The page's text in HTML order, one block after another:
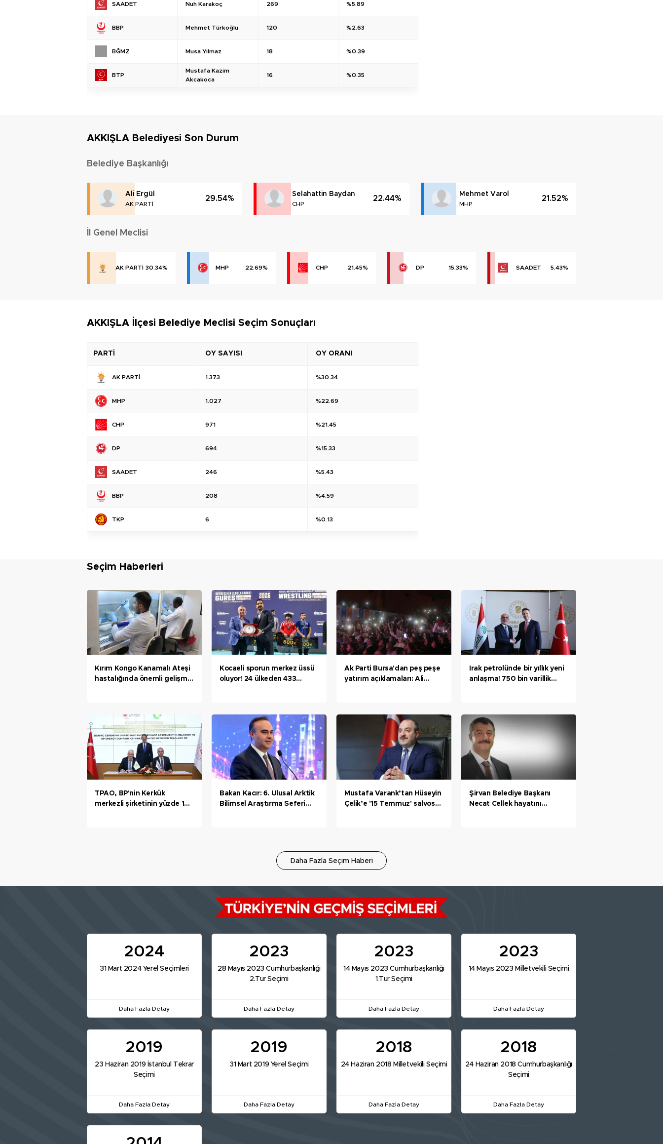
SAADET Nuh Karakoç 269 %5.89
BBP Mehmet Türkoğlu 120 %2.63
BĞMZ Musa Yılmaz 18 %0.39
BTP
Mustafa Kazim
Akcakoca
16 %0.35
AKKIŞLA Belediyesi Son Durum
Belediye Başkanlığı
Ali Ergül
AK PARTİ
29.54%
Selahattin Baydan
CHP
22.44%
Mehmet Varol
MHP
21.52%
İl Genel Meclisi
AK PARTİ 30.34% MHP 22.69% CHP 21.45% DP 15.33% SAADET 5.43%
AKKIŞLA İlçesi Belediye Meclisi Seçim Sonuçları
PARTİ OY SAYISI OY ORANI
AK PARTİ 1.373 %30.34
MHP 1.027 %22.69
CHP 971 %21.45
DP 694 %15.33
SAADET 246 %5.43
BBP 208 %4.59
TKP 6 %0.13
Seçim Haberleri
Kırım Kongo Kanamalı Ateşi
hastalığında önemli gelişme;
Kocaeli sporun merkez üssü
oluyor! 24 ülkeden 433
Ak Parti Bursa'dan peş peşe
yatırım açıklamaları: Ali
Irak petrolünde bir yıllık yeni
anlaşma! 750 bin varillik
TPAO, BP'nin Kerkük
merkezli şirketinin yüzde 15
Bakan Kacır: 6. Ulusal Arktik
Bilimsel Araştırma Seferi
Mustafa Varank’tan Hüseyin
Çelik’e '15 Temmuz' salvosu:
Şirvan Belediye Başkanı
Necat Cellek hayatını
Daha Fazla Seçim Haberi
2024
31 Mart 2024 Yerel Seçimleri
Daha Fazla Detay
2023
28 Mayıs 2023 Cumhurbaşkanlığı
2.Tur Seçimi
Daha Fazla Detay
2023
14 Mayıs 2023 Cumhurbaşkanlığı
1.Tur Seçimi
Daha Fazla Detay
2023
14 Mayıs 2023 Milletvekili Seçimi
Daha Fazla Detay
2019
23 Haziran 2019 İstanbul Tekrar
Seçimi
Daha Fazla Detay
2019
31 Mart 2019 Yerel Seçimi
Daha Fazla Detay
2018
24 Haziran 2018 Milletvekili Seçimi
Daha Fazla Detay
2018
24 Haziran 2018 Cumhurbaşkanlığı
Seçimi
Daha Fazla Detay